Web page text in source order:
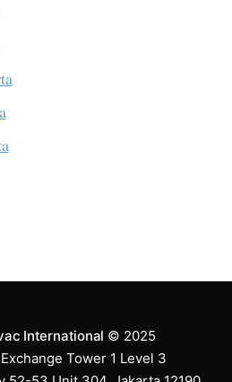
International © 2025
Tower 1 Level 3